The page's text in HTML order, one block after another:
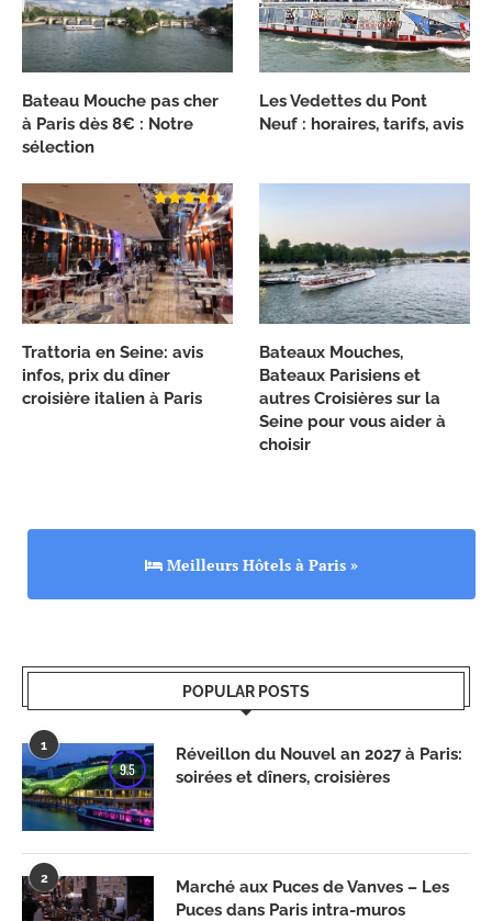
Bateau Mouche pas cher
à Paris dès 8€ : Notre
sélection
Les Vedettes du Pont
Neuf : horaires, tarifs, avis
Trattoria en Seine: avis
infos, prix du dîner
croisière italien à Paris
Bateaux Mouches,
Bateaux Parisiens et
autres Croisières sur la
Seine pour vous aider à
choisir
Meilleurs Hôtels à Paris »
POPULAR POSTS
1
9.5
Réveillon du Nouvel an 2027 à Paris:
soirées et dîners, croisières
2
Marché aux Puces de Vanves – Les
Puces dans Paris intra-muros